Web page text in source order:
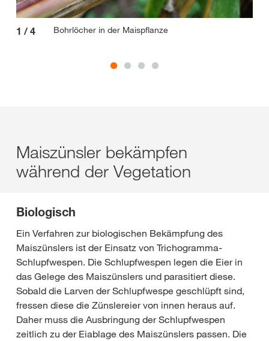
1 / 4 Bohrlöcher in der Maispflanze
Maiszünsler bekämpfen
während der Vegetation
Biologisch
Ein Verfahren zur biologischen Bekämpfung des
Maiszünslers ist der Einsatz von Trichogramma-
Schlupfwespen. Die Schlupfwespen legen die Eier in
das Gelege des Maiszünslers und parasitiert diese.
Sobald die Larven der Schlupfwespe geschlüpft sind,
fressen diese die Zünslereier von innen heraus auf.
Daher muss die Ausbringung der Schlupfwespen
zeitlich zu der Eiablage des Maiszünslers passen. Die